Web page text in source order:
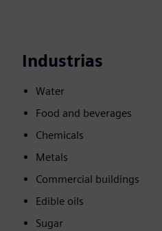
Industrias
Water
Food and beverages
Chemicals
Metals
Commercial buildings
Edible oils
Sugar